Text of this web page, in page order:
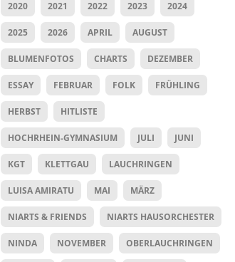
2020 2021 2022 2023 2024
2025 2026 APRIL AUGUST
BLUMENFOTOS CHARTS DEZEMBER
ESSAY FEBRUAR FOLK FRÜHLING
HERBST HITLISTE
HOCHRHEIN-GYMNASIUM JULI JUNI
KGT KLETTGAU LAUCHRINGEN
LUISA AMIRATU MAI MÄRZ
NIARTS & FRIENDS NIARTS HAUSORCHESTER
NINDA NOVEMBER OBERLAUCHRINGEN